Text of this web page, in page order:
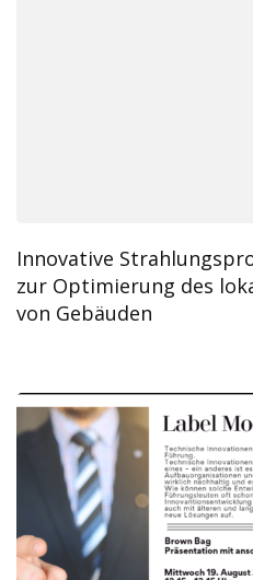
Innovative
zur Optimierung des
von Gebäuden